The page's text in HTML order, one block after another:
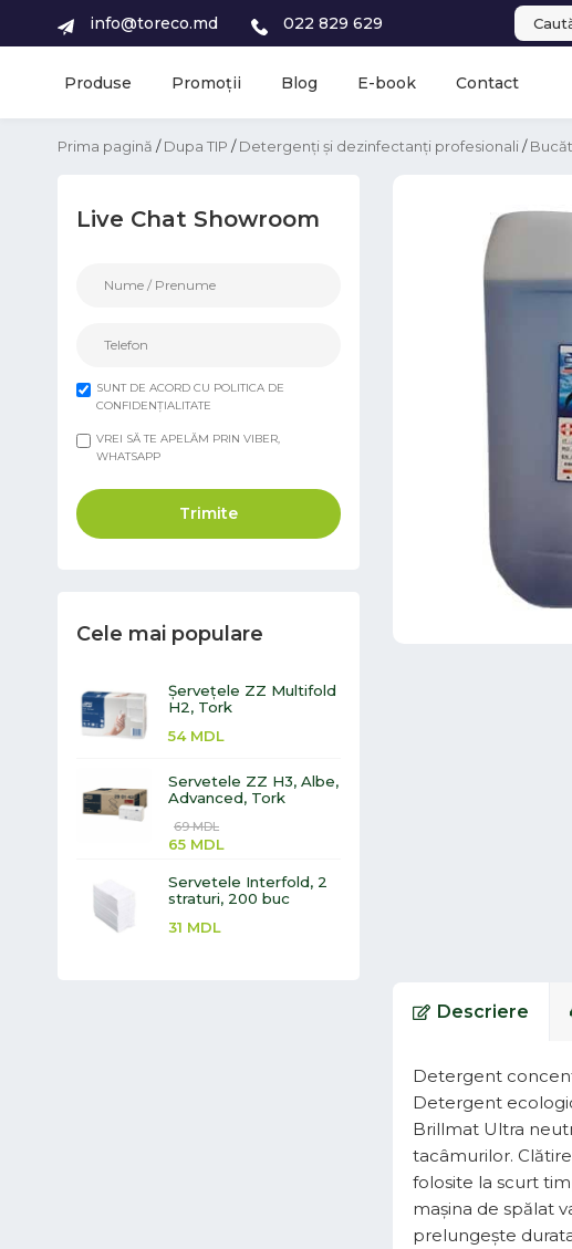
info@toreco.md 022 829 629
Produse Promoții Blog E-book Contact
Prima pagină /Dupa TIP /Detergenți și dezinfectanți profesionali/
Live Chat Showroom
SUNT DE ACORD CU POLITICA DE
CONFIDENȚIALITATE
VREI SĂ TE APELĂM PRIN VIBER,
WHATSAPP
Trimite
Cele mai populare
Șervețele ZZ Multifold
H2, Tork
54 MDL
Servetele ZZ H3, Albe,
Advanced, Tork
69MDL
65 MDL
Servetele Interfold, 2
straturi, 200 buc
31 MDL
Descriere
Detergent
Detergent
Brillmat Ultra
tacâmurilor.
folosite la scurt
maşina de spălat
prelungește